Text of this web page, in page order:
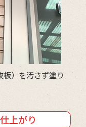
）を汚さず塗り
上がり